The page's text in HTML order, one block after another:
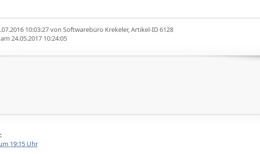
10:03:27von Softwarebüro Krekeler, Artikel-ID 6128
24.05.2017 10:24:05
19:15 Uhr